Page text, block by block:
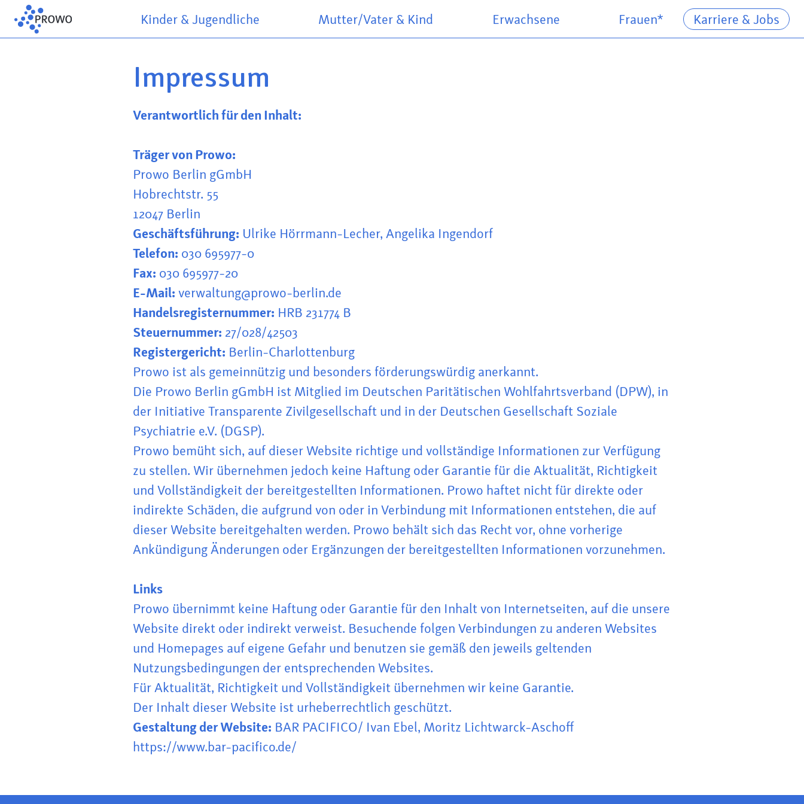
Kinder & Jugendliche Mutter/Vater & Kind Erwachsene Frauen* Karriere & Jobs
Impressum
Verantwortlich für den Inhalt:
Träger von Prowo:
Prowo Berlin gGmbH
Hobrechtstr. 55
12047 Berlin
Geschäftsführung: Ulrike Hörrmann-Lecher, Angelika Ingendorf
Telefon: 030 695977-0
Fax: 030 695977-20
E-Mail: verwaltung@prowo-berlin.de
Handelsregisternummer: HRB 231774 B
Steuernummer: 27/028/42503
Registergericht: Berlin-Charlottenburg
Prowo ist als gemeinnützig und besonders förderungswürdig anerkannt.
Die Prowo Berlin gGmbH ist Mitglied im Deutschen Paritätischen Wohlfahrtsverband (DPW), in
der Initiative Transparente Zivilgesellschaft und in der Deutschen Gesellschaft Soziale
Psychiatrie e.V. (DGSP).
Prowo bemüht sich, auf dieser Website richtige und vollständige Informationen zur Verfügung
zu stellen. Wir übernehmen jedoch keine Haftung oder Garantie für die Aktualität, Richtigkeit
und Vollständigkeit der bereitgestellten Informationen. Prowo haftet nicht für direkte oder
indirekte Schäden, die aufgrund von oder in Verbindung mit Informationen entstehen, die auf
dieser Website bereitgehalten werden. Prowo behält sich das Recht vor, ohne vorherige
Ankündigung Änderungen oder Ergänzungen der bereitgestellten Informationen vorzunehmen.
Links
Prowo übernimmt keine Haftung oder Garantie für den Inhalt von Internetseiten, auf die unsere
Website direkt oder indirekt verweist. Besuchende folgen Verbindungen zu anderen Websites
und Homepages auf eigene Gefahr und benutzen sie gemäß den jeweils geltenden
Nutzungsbedingungen der entsprechenden Websites.
Für Aktualität, Richtigkeit und Vollständigkeit übernehmen wir keine Garantie.
Der Inhalt dieser Website ist urheberrechtlich geschützt.
Gestaltung der Website: BAR PACIFICO/ Ivan Ebel, Moritz Lichtwarck-Aschoff
https://www.bar-pacifico.de/